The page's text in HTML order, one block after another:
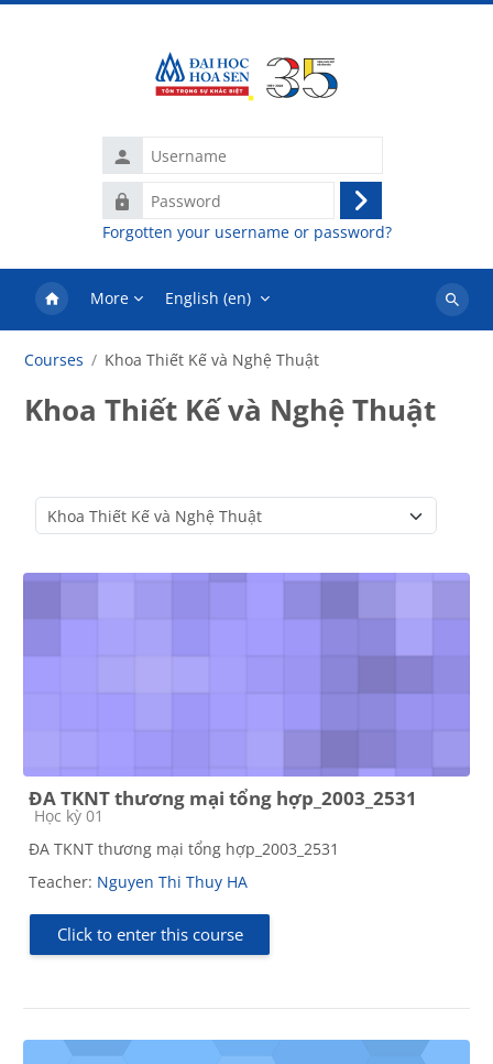
Username
Password
Log
in
Forgotten your username or password?
More English ‎(en)‎
Search
Courses Khoa Thiết Kế và Nghệ Thuật
Khoa Thiết Kế và Nghệ Thuật
Course categories
ĐA TKNT thương mại tổng hợp_2003_2531
Course category
Học kỳ 01
ĐA TKNT thương mại tổng hợp_2003_2531
Teacher: Nguyen Thi Thuy HA
Click to enter this course